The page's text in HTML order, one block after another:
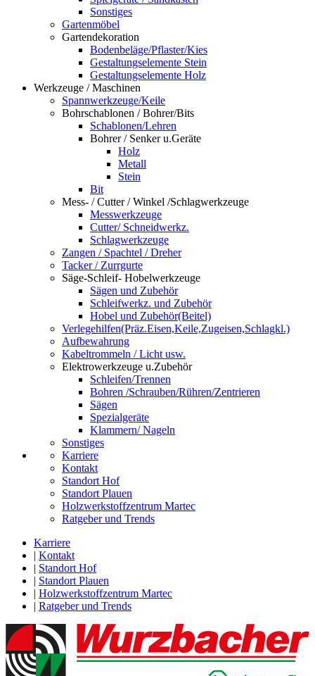
Sonstiges
Gartenmöbel
Gartendekoration
Bodenbeläge/Pflaster/Kies
Gestaltungselemente Stein
Gestaltungselemente Holz
Werkzeuge / Maschinen
Spannwerkzeuge/Keile
Bohrschablonen / Bohrer/Bits
Schablonen/Lehren
Bohrer / Senker u.Geräte
Holz
Metall
Stein
Bit
Mess- / Cutter / Winkel /Schlagwerkzeuge
Messwerkzeuge
Cutter/ Schneidwerkz.
Schlagwerkzeuge
Zangen / Spachtel / Dreher
Tacker / Zurrgurte
Säge-Schleif- Hobelwerkzeuge
Sägen und Zubehör
Schleifwerkz. und Zubehör
Hobel und Zubehör(Beitel)
Verlegehilfen(Präz.Eisen,Keile,Zugeisen,Schlagkl.)
Aufbewahrung
Kabeltrommeln / Licht usw.
Elektrowerkzeuge u.Zubehör
Schleifen/Trennen
Bohren /Schrauben/Rühren/Zentrieren
Sägen
Spezialgeräte
Klammern/ Nageln
Sonstiges
Karriere
Kontakt
Standort Hof
Standort Plauen
Holzwerkstoffzentrum Martec
Ratgeber und Trends
Karriere
| Kontakt
| Standort Hof
| Standort Plauen
| Holzwerkstoffzentrum Martec
| Ratgeber und Trends